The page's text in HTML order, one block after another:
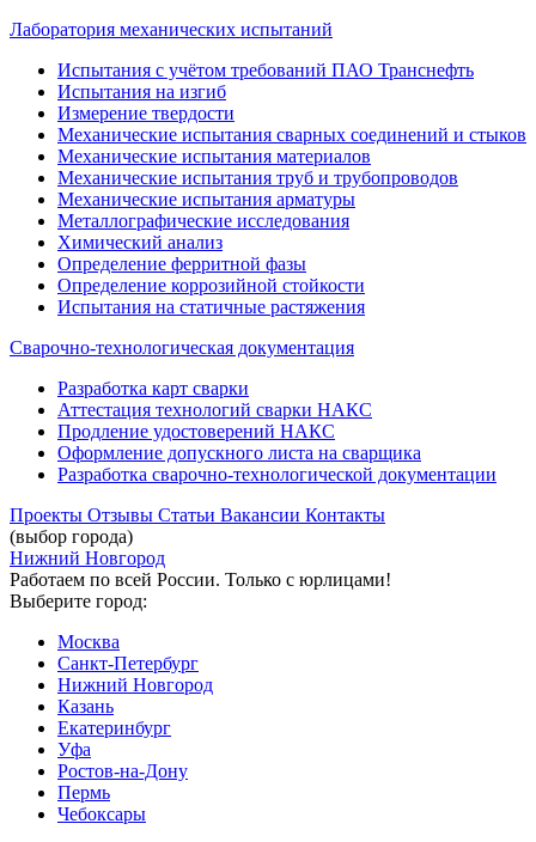
Лаборатория механических испытаний
Испытания с учётом требований ПАО Транснефть
Испытания на изгиб
Измерение твердости
Механические испытания сварных соединений и стыков
Механические испытания материалов
Механические испытания труб и трубопроводов
Механические испытания арматуры
Металлографические исследования
Химический анализ
Определение ферритной фазы
Определение коррозийной стойкости
Испытания на статичные растяжения
Сварочно-технологическая документация
Разработка карт сварки
Аттестация технологий сварки НАКС
Продление удостоверений НАКС
Оформление допускного листа на сварщика
Разработка сварочно-технологической документации
Проекты Отзывы Статьи Вакансии Контакты
(выбор города)
Нижний Новгород
Работаем по всей России. Только с юрлицами!
Выберите город:
Москва
Санкт-Петербург
Нижний Новгород
Казань
Екатеринбург
Уфа
Ростов-на-Дону
Пермь
Чебоксары